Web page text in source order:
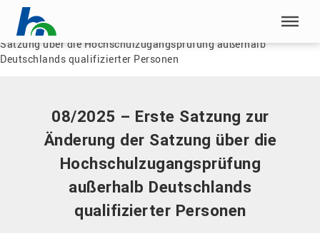
Menü überspringen
Menü überspringen
Home |Dokumente
08/2025 – Erste Satzung zur Änderung der
Satzung über die Hochschulzugangsprüfung außerhalb
Deutschlands qualifizierter Personen
08/2025 – Erste Satzung zur
Änderung der Satzung über die
Hochschulzugangsprüfung
außerhalb Deutschlands
qualifizierter Personen